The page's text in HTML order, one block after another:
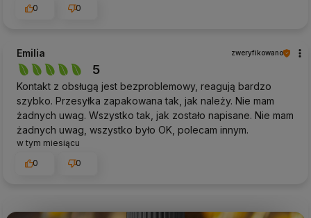
0
0
Emilia zweryfikowano
5
Kontakt z obsługą jest bezproblemowy, reagują bardzo
szybko. Przesyłka zapakowana tak, jak należy. Nie mam
żadnych uwag. Wszystko tak, jak zostało napisane. Nie mam
żadnych uwag, wszystko było OK, polecam innym.
w tym miesiącu
0
0